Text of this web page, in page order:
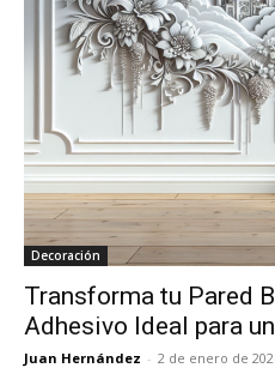
Decoración
Transforma tu Pared
Adhesivo Ideal para
Juan Hernández - 2 de enero de